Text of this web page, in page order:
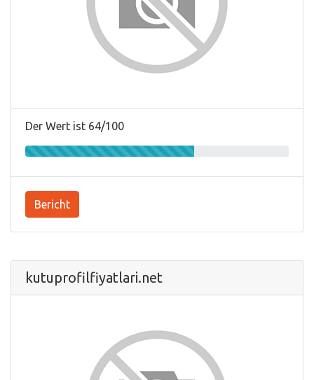
Der Wert ist 64/100
Bericht
kutuprofilfiyatlari.net